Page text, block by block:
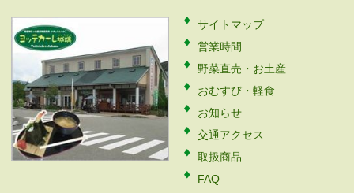
サイトマップ
営業時間
野菜直売・お土産
おむすび・軽食
お知らせ
交通アクセス
取扱商品
FAQ